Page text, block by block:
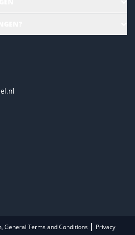
ENG
General Terms and Conditions | Privacy